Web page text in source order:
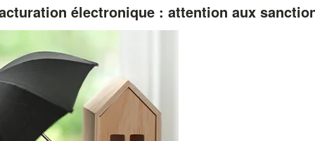
électronique : attention aux